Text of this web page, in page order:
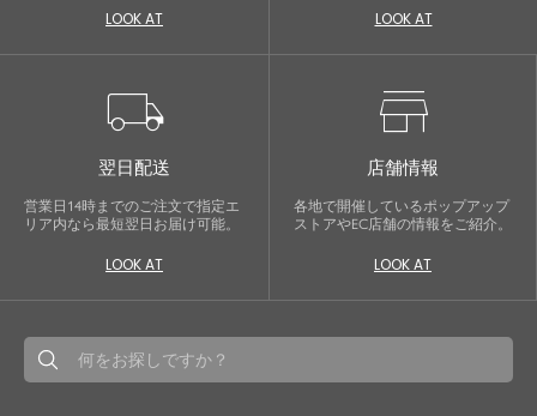
LOOK AT LOOK AT
local_shipping
翌日配送
営業日14時までのご注文で指定エ
リア内なら最短翌日お届け可能。
LOOK AT
store
店舗情報
各地で開催しているポップアップ
ストアやEC店舗の情報をご紹介。
LOOK AT